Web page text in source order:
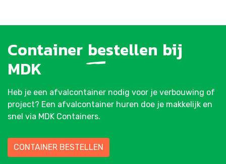
Container bestellen bij
MDK
Heb je een afvalcontainer nodig voor je verbouwing of
project? Een afvalcontainer huren doe je makkelijk en
snel via MDK Containers.
CONTAINER BESTELLEN